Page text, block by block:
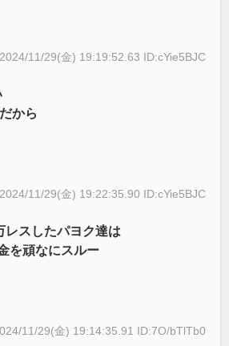
2024/11/29(金) 19:19:52.63 ID:cYie5BJC
から
2024/11/29(金) 19:22:35.90 ID:cYie5BJC
レスしたパヨク達は
を頑なにスルー
11/29(金) 19:14:35.91 ID:7O/bTlTb0